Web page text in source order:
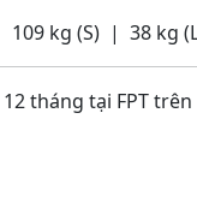
| 38 kg
trên